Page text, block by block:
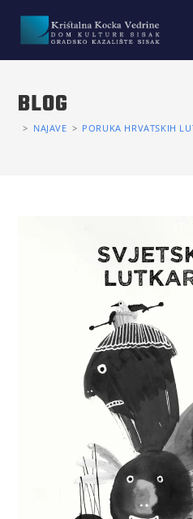
BLOG
> NAJAVE > PORUKA HRVATSKIH